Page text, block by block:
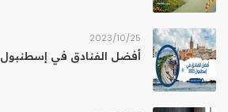
25‏/10‏/2023
أفضل الفنادق في إسطنبول 2023